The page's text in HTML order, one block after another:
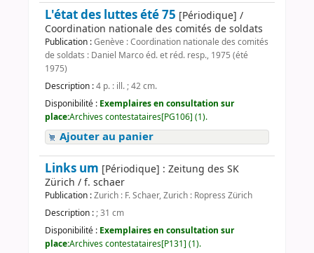
L'état des luttes été 75 [Périodique] /
Coordination nationale des comités de soldats
Publication :Genève : Coordination nationale des comités
de soldats : Daniel Marco éd. et réd. resp., 1975 (été
1975)
Description :4 p. : ill. ; 42 cm.
Disponibilité : Exemplaires en consultation sur
place:Archives contestataires[PG106] (1).
Ajouter au panier
Links um [Périodique] : Zeitung des SK
Zürich / f. schaer
Publication :Zurich : F. Schaer, Zurich : Ropress Zürich
Description :; 31 cm
Disponibilité : Exemplaires en consultation sur
place:Archives contestataires[P131] (1).